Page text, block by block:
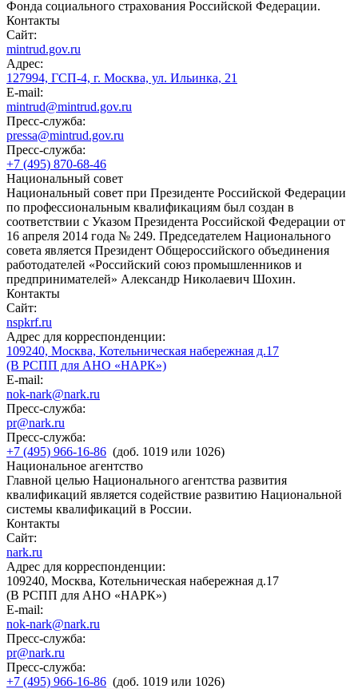
Фонда социального страхования Российской Федерации.
Контакты
Сайт:
mintrud.gov.ru
Адрес:
127994, ГСП-4, г. Москва, ул. Ильинка, 21
E-mail:
mintrud@mintrud.gov.ru
Пресс-служба:
pressa@mintrud.gov.ru
Пресс-служба:
+7 (495) 870-68-46
Национальный совет
Национальный совет при Президенте Российской Федерации
по профессиональным квалификациям был создан в
соответствии с Указом Президента Российской Федерации от
16 апреля 2014 года № 249. Председателем Национального
совета является Президент Общероссийского объединения
работодателей «Российский союз промышленников и
предпринимателей» Александр Николаевич Шохин.
Контакты
Сайт:
nspkrf.ru
Адрес для корреспонденции:
109240, Москва, Котельническая набережная д.17
(В РСПП для АНО «НАРК»)
E-mail:
nok-nark@nark.ru
Пресс-служба:
pr@nark.ru
Пресс-служба:
+7 (495) 966-16-86 (доб. 1019 или 1026)
Национальное агентство
Главной целью Национального агентства развития
квалификаций является содействие развитию Национальной
системы квалификаций в России.
Контакты
Сайт:
nark.ru
Адрес для корреспонденции:
109240, Москва, Котельническая набережная д.17
(В РСПП для АНО «НАРК»)
E-mail:
nok-nark@nark.ru
Пресс-служба:
pr@nark.ru
Пресс-служба:
+7 (495) 966-16-86 (доб. 1019 или 1026)